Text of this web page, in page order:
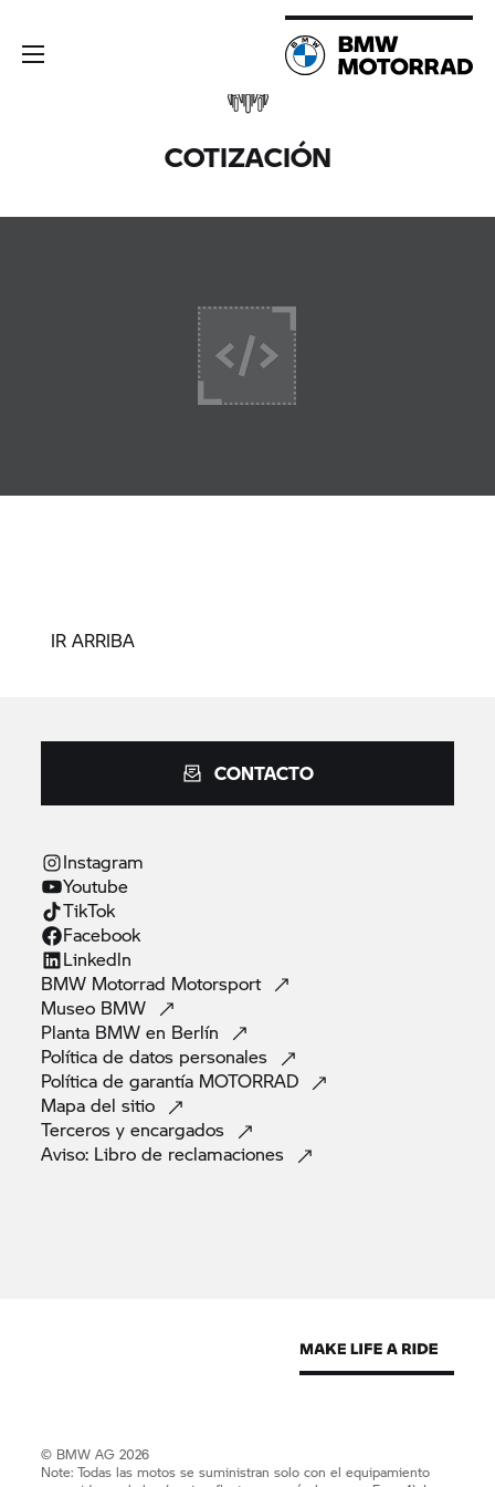
COTIZACIÓN
IR ARRIBA
CONTACTO
Instagram
Youtube
TikTok
Facebook
Linkedln
BMW Motorrad Motorsport
Museo BMW
Planta BMW en Berlín
Política de datos personales
Política de garantía MOTORRAD
Mapa delsitio
Terceros yencargados
Aviso: Libro de reclamaciones
© BMW AG 2026
Note: Todas las motos se suministran solo con el equipamiento